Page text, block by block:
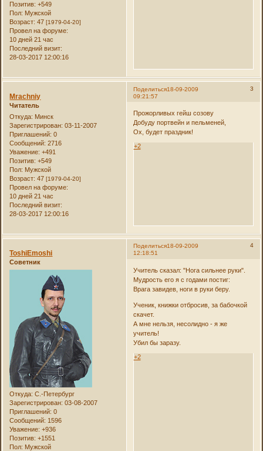
Позитив: +549
Пол: Мужской
Возраст: 47[1979-04-20]
Провел на форуме:
10 дней 21 час
Последний визит:
28-03-2017 12:00:16
Поделиться 3
18-09-2009
09:21:57
Mrachniy
Читатель
Откуда: Минск
Зарегистрирован: 03-11-2007
Приглашений: 0
Сообщений: 2716
Уважение: +491
Позитив: +549
Пол: Мужской
Возраст: 47[1979-04-20]
Провел на форуме:
10 дней 21 час
Последний визит:
28-03-2017 12:00:16
Прожорливых гейш созову
Добуду портвейн и пельменей,
Ох, будет праздник!
+2
Поделиться 4
18-09-2009
12:18:51
ToshiEmoshi
Советник
Откуда: С.-Петербург
Зарегистрирован: 03-08-2007
Приглашений: 0
Сообщений: 1596
Уважение: +936
Позитив: +1551
Пол: Мужской
Учитель сказал: "Нога сильнее руки".
Мудрость его я с годами постиг:
Врага завидев, ноги в руки беру.
Ученик, книжки отбросив, за бабочкой
скачет.
А мне нельзя, несолидно - я же
учитель!
Убил бы заразу.
+2